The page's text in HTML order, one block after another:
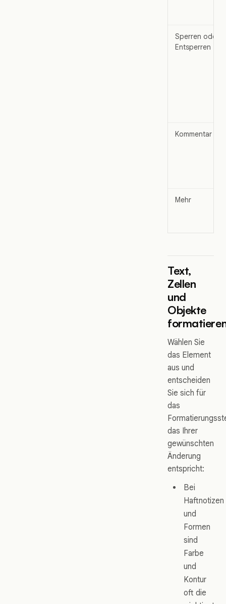
Sperren oder
Entsperren
Kommentar
Mehr
Text,
Zellen
und
Objekte
Wählen Sie
das Element
aus und
entscheiden
Sie sich für
das
das Ihrer
gewünschten
Änderung
entspricht:
Bei
Haftnotizen
und
Formen
sind
Farbe
und
Kontur
oft die